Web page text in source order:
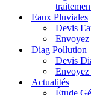
Eaux Pluviales
Devis
Envoyez
Diag Pollution
Devis
Envoyez
Actualités
Étude